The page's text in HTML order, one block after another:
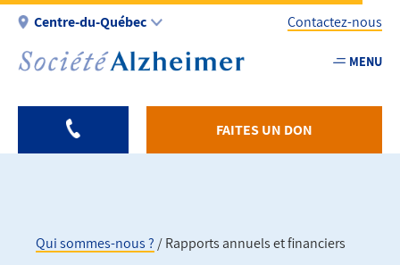
Aller
contenu
Centre-du-Québec
-
Fr
-
Contactez-nous
MENU
FAITES UN DON
Qui sommes-nous ? Rapports annuels et financiers